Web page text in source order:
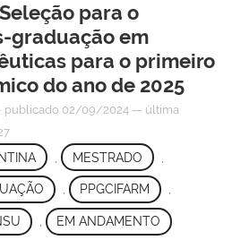
para o
graduação em
para o primeiro
do ano de 2025
publicado 02/09/2024 — última
MESTRADO
, PPGCIFARM ,
EM ANDAMENTO